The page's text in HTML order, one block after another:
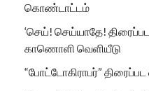
கொண்டாட்டம்
‘செய்! செய்யாதே!
காணொளி வெளியீடு
“போட்டோகிராபர்”